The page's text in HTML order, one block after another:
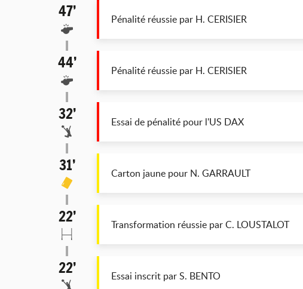
47’ Pénalité réussie par H. CERISIER
44’ Pénalité réussie par H. CERISIER
32’ Essai de pénalité pour l'US DAX
31’ Carton jaune pour N. GARRAULT
22’ Transformation réussie par C. LOUSTALOT
22’ Essai inscrit par S. BENTO